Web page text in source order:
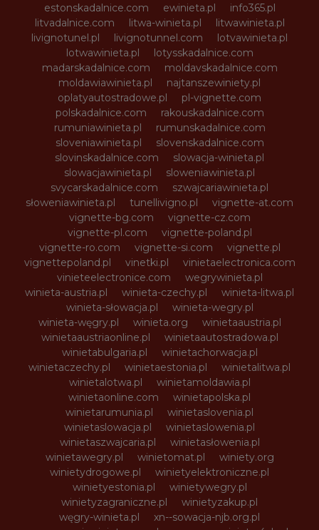
estonskadalnice.com
ewinieta.pl
info365.pl
litvadalnice.com
litwa-winieta.pl
litwawinieta.pl
livignotunel.pl
livignotunnel.com
lotvawinieta.pl
lotwawinieta.pl
lotysskadalnice.com
madarskadalnice.com
moldavskadalnice.com
moldawiawinieta.pl
najtanszewiniety.pl
oplatyautostradowe.pl
pl-vignette.com
polskadalnice.com
rakouskadalnice.com
rumuniawinieta.pl
rumunskadalnice.com
sloveniawinieta.pl
slovenskadalnice.com
slovinskadalnice.com
slowacja-winieta.pl
slowacjawinieta.pl
sloweniawinieta.pl
svycarskadalnice.com
szwajcariawinieta.pl
słoweniawinieta.pl
tunellivigno.pl
vignette-at.com
vignette-bg.com
vignette-cz.com
vignette-pl.com
vignette-poland.pl
vignette-ro.com
vignette-si.com
vignette.pl
vignettepoland.pl
vinetki.pl
vinietaelectronica.com
vinieteelectronice.com
wegrywinieta.pl
winieta-austria.pl
winieta-czechy.pl
winieta-litwa.pl
winieta-słowacja.pl
winieta-wegry.pl
winieta-węgry.pl
winieta.org
winietaaustria.pl
winietaaustriaonline.pl
winietaautostradowa.pl
winietabulgaria.pl
winietachorwacja.pl
winietaczechy.pl
winietaestonia.pl
winietalitwa.pl
winietalotwa.pl
winietamoldawia.pl
winietaonline.com
winietapolska.pl
winietarumunia.pl
winietaslovenia.pl
winietaslowacja.pl
winietaslowenia.pl
winietaszwajcaria.pl
winietasłowenia.pl
winietawegry.pl
winietomat.pl
winiety.org
winietydrogowe.pl
winietyelektroniczne.pl
winietyestonia.pl
winietywegry.pl
winietyzagraniczne.pl
winietyzakup.pl
węgry-winieta.pl
xn--sowacja-njb.org.pl